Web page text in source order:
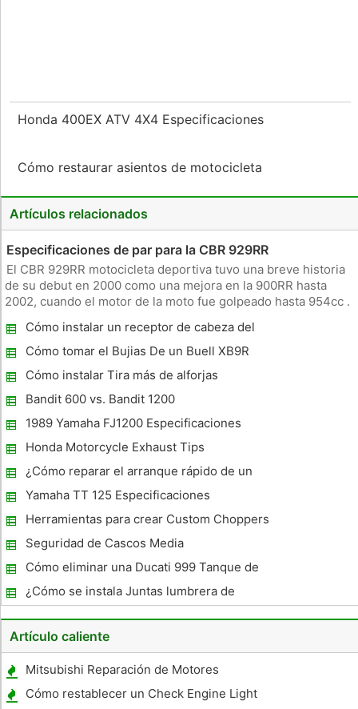
Honda 400EX ATV 4X4 Especificaciones
Cómo restaurar asientos de motocicleta
Artículos relacionados
Especificaciones de par para la CBR 929RR
El CBR 929RR motocicleta deportiva tuvo una breve historia
de su debut en 2000 como una mejora en la 900RR hasta
2002, cuando el motor de la moto fue golpeado hasta 954cc .
años de vida , . Motor 929RR tenía una cilindrada de 929 cc
con cua
Cómo instalar un receptor de cabeza del
casco de
Cómo tomar el Bujias De un Buell XB9R
Cómo instalar Tira más de alforjas
Bandit 600 vs. Bandit 1200
1989 Yamaha FJ1200 Especificaciones
Honda Motorcycle Exhaust Tips
¿Cómo reparar el arranque rápido de un
Dirt Bike Yamaha
Yamaha TT 125 Especificaciones
Herramientas para crear Custom Choppers
Seguridad de Cascos Media
Cómo eliminar una Ducati 999 Tanque de
gas
¿Cómo se instala Juntas lumbrera de
escape en una Harley Davidson?
Artículo caliente
Mitsubishi Reparación de Motores
Herramientas
Cómo restablecer un Check Engine Light